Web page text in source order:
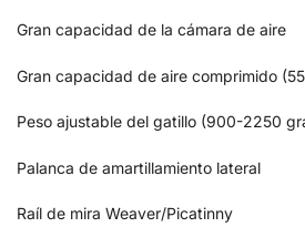
Gran capacidad de la cámara de aire
Gran capacidad de aire comprimido
Peso ajustable del gatillo (900-2250
Palanca de amartillamiento lateral
Raíl de mira Weaver/Picatinny